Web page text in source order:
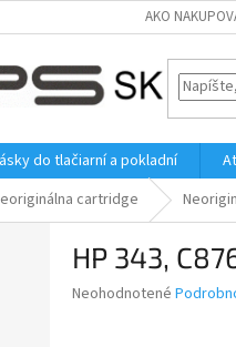
AKO
do tlačiarní a pokladní
cartridge
HP 343,
Priemerné
Neohodnotené